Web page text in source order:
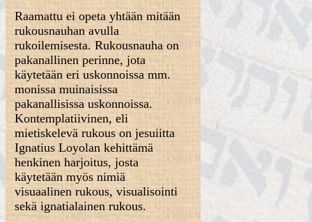
Raamattu ei opeta yhtään mitään
rukousnauhan avulla
rukoilemisesta. Rukousnauha on
pakanallinen perinne, jota
käytetään eri uskonnoissa mm.
monissa muinaisissa
pakanallisissa uskonnoissa.
Kontemplatiivinen, eli
mietiskelevä rukous on jesuiitta
Ignatius Loyolan kehittämä
henkinen harjoitus, josta
käytetään myös nimiä
visuaalinen rukous, visualisointi
sekä ignatialainen rukous.